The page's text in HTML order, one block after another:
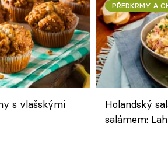
s vlašskými
PŘEDKRMY A
Holandský
salámem: